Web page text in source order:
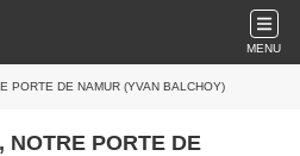
MENU
PORTE DE NAMUR (YVAN BALCHOY)
PORTE DE